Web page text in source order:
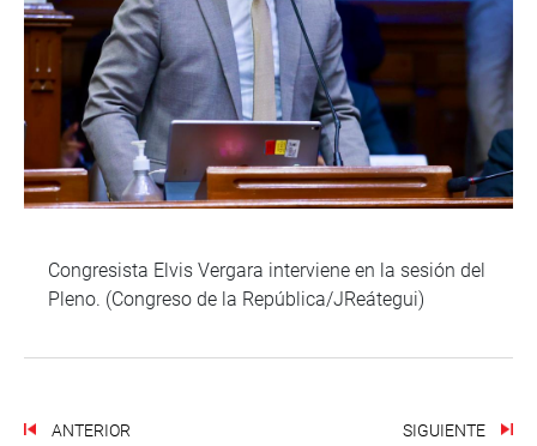
Congresista Elvis Vergara interviene en la sesión del
Pleno. (Congreso de la República/JReátegui)
ANTERIOR SIGUIENTE